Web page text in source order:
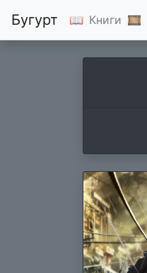
Бугурт 📖 Книги 🎞